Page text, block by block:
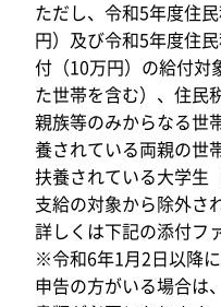
ただし、令和5年度住
円）及び令和5年度住
付（10万円）の給付対
た世帯を含む）、住民
親族等のみからなる世
養されている両親の世
扶養されている大学生
支給の対象から除外さ
詳しくは下記の添付フ
※令和6年1月2日以降
申告の方がいる場合は